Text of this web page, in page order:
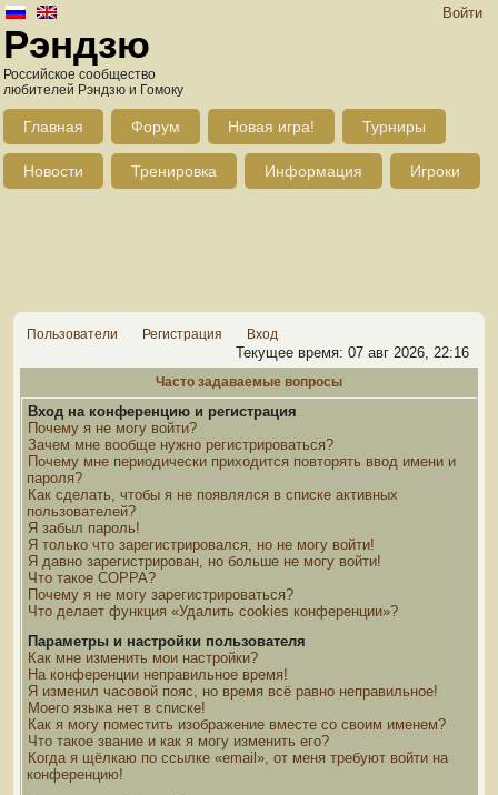
Войти
Рэндзю
Российское сообщество
любителей Рэндзю и Гомоку
Главная Форум Новая игра! Турниры
Новости Тренировка Информация Игроки
Пользователи Регистрация Вход
Текущее время: 07 авг 2026, 22:16
Часто задаваемые вопросы
Вход на конференцию и регистрация
Почему я не могу войти?
Зачем мне вообще нужно регистрироваться?
Почему мне периодически приходится повторять ввод имени и
пароля?
Как сделать, чтобы я не появлялся в списке активных
пользователей?
Я забыл пароль!
Я только что зарегистрировался, но не могу войти!
Я давно зарегистрирован, но больше не могу войти!
Что такое COPPA?
Почему я не могу зарегистрироваться?
Что делает функция «Удалить cookies конференции»?
Параметры и настройки пользователя
Как мне изменить мои настройки?
На конференции неправильное время!
Я изменил часовой пояс, но время всё равно неправильное!
Моего языка нет в списке!
Как я могу поместить изображение вместе со своим именем?
Что такое звание и как я могу изменить его?
Когда я щёлкаю по ссылке «email», от меня требуют войти на
конференцию!